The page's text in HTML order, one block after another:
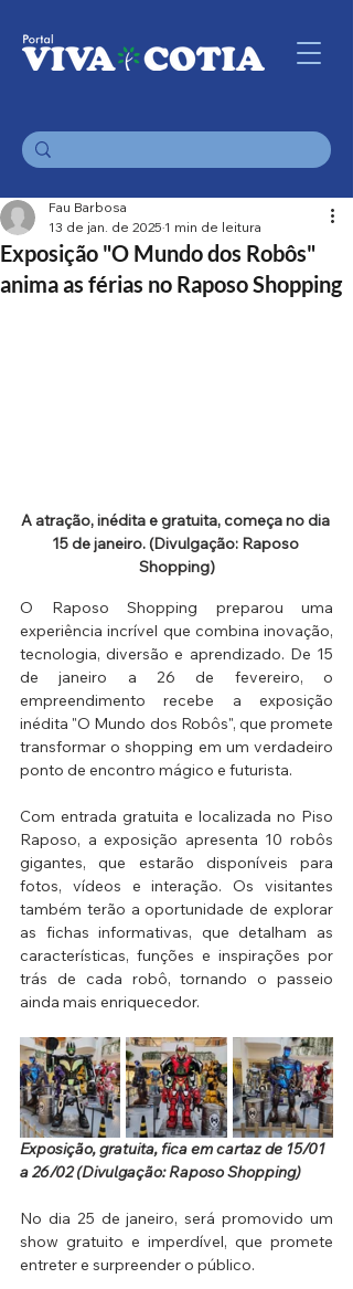
Exposição "O Mundo dos Robôs"
anima as férias no Raposo Shopping
Fau Barbosa
13 de jan. de 2025 1 min de leitura
A atração, inédita e gratuita, começa no dia
15 de janeiro. (Divulgação: Raposo
Shopping)
O Raposo Shopping preparou uma
experiência incrível que combina inovação,
tecnologia, diversão e aprendizado. De 15
de janeiro a 26 de fevereiro, o
empreendimento recebe a exposição
inédita "O Mundo dos Robôs", que promete
transformar o shopping em um verdadeiro
ponto de encontro mágico e futurista.
Com entrada gratuita e localizada no Piso
Raposo, a exposição apresenta 10 robôs
gigantes, que estarão disponíveis para
fotos, vídeos e interação. Os visitantes
também terão a oportunidade de explorar
as fichas informativas, que detalham as
características, funções e inspirações por
trás de cada robô, tornando o passeio
ainda mais enriquecedor.
Exposição, gratuita, fica em cartaz de 15/01
a 26/02 (Divulgação: Raposo Shopping)
No dia 25 de janeiro, será promovido um
show gratuito e imperdível, que promete
entreter e surpreender o público.